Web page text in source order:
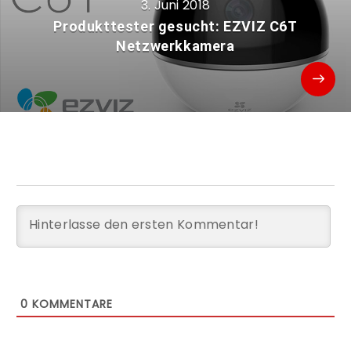
3. Juni 2018
Produkttester gesucht: EZVIZ C6T
Netzwerkkamera
0 KOMMENTARE